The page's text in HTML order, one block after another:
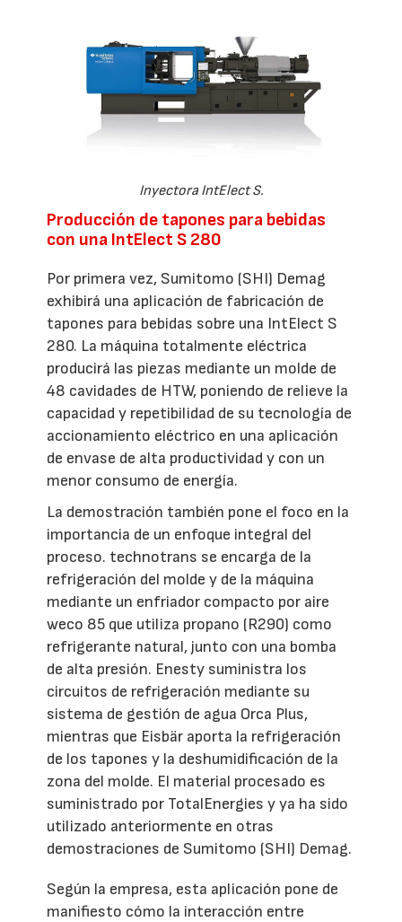
Inyectora IntElect S.
Producción de tapones para bebidas
con una IntElect S 280
Por primera vez, Sumitomo (SHI) Demag
exhibirá una aplicación de fabricación de
tapones para bebidas sobre una IntElect S
280. La máquina totalmente eléctrica
producirá las piezas mediante un molde de
48 cavidades de HTW, poniendo de relieve la
capacidad y repetibilidad de su tecnología de
accionamiento eléctrico en una aplicación
de envase de alta productividad y con un
menor consumo de energía.
La demostración también pone el foco en la
importancia de un enfoque integral del
proceso. technotrans se encarga de la
refrigeración del molde y de la máquina
mediante un enfriador compacto por aire
weco 85 que utiliza propano (R290) como
refrigerante natural, junto con una bomba
de alta presión. Enesty suministra los
circuitos de refrigeración mediante su
sistema de gestión de agua Orca Plus,
mientras que Eisbär aporta la refrigeración
de los tapones y la deshumidificación de la
zona del molde. El material procesado es
suministrado por TotalEnergies y ya ha sido
utilizado anteriormente en otras
demostraciones de Sumitomo (SHI) Demag.
Según la empresa, esta aplicación pone de
manifiesto cómo la interacción entre